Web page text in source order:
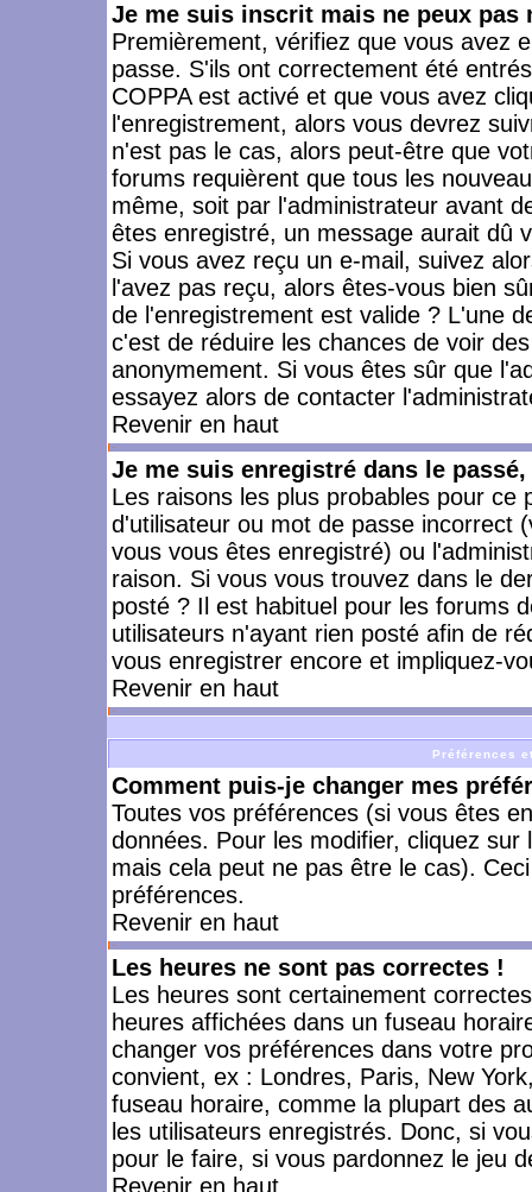
Je me suis inscrit mais ne peux pas
Premièrement, vérifiez que vous avez
passe. S'ils ont correctement été
COPPA est activé et que vous avez
l'enregistrement, alors vous devrez
n'est pas le cas, alors peut-être que
forums requièrent que tous les
même, soit par l'administrateur avant
êtes enregistré, un message aurait dû
Si vous avez reçu un e-mail, suivez
l'avez pas reçu, alors êtes-vous bien
de l'enregistrement est valide ? L'une
c'est de réduire les chances de voir
anonymement. Si vous êtes sûr que
essayez alors de contacter
Revenir en haut
Je me suis enregistré dans le
Les raisons les plus probables pour
d'utilisateur ou mot de passe incorrect
vous vous êtes enregistré) ou
raison. Si vous vous trouvez dans le
posté ? Il est habituel pour les forums
utilisateurs n'ayant rien posté afin de
vous enregistrer encore et impliquez-
Revenir en haut
Préférences
Comment puis-je changer mes
Toutes vos préférences (si vous êtes
données. Pour les modifier, cliquez sur
mais cela peut ne pas être le cas).
préférences.
Revenir en haut
Les heures ne sont pas correctes !
Les heures sont certainement
heures affichées dans un fuseau
changer vos préférences dans votre
convient, ex : Londres, Paris, New
fuseau horaire, comme la plupart des
les utilisateurs enregistrés. Donc, si
pour le faire, si vous pardonnez le jeu
Revenir en haut